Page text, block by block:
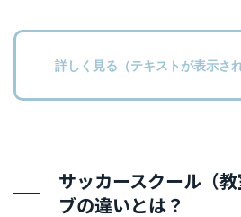
詳しく見る（テキストが表示され
サッカースクール（
ブの違いとは？